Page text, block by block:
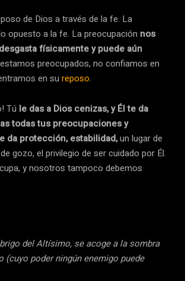
de Dios a través de la fe. La
opuesto a la fe. La preocupación nos
físicamente y puede aún
preocupados, no confiamos en
en su reposo.
Tú le das a Dios cenizas, y Él te da
todas tus preocupaciones y
da protección, estabilidad,un lugar de
gozo, el privilegio de ser cuidado por Él.
y nosotros tampoco debemos
del Altísimo, se acoge a la sombra
(cuyo poder ningún enemigo puede